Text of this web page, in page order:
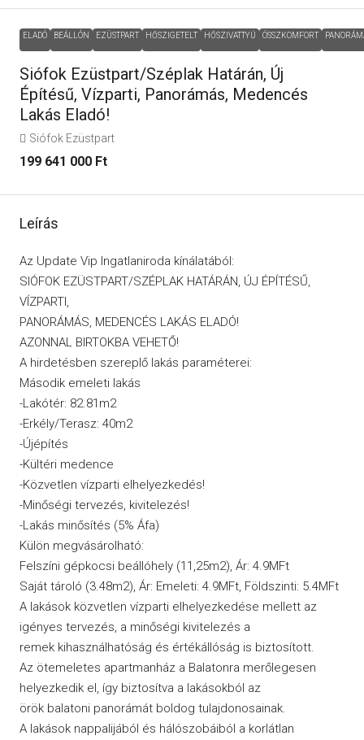
ELADÓ BEÁLLÓN EZÜSTPART HŐSZIGETELT HŐSZIVATTYÚ ÖSSZKOMFORT
Siófok Ezüstpart/Széplak Határán, Új
Építésű, Vízparti, Panorámás, Medencés
Lakás Eladó!
Siófok Ezüstpart
199 641 000 Ft
Leírás
Az Update Vip Ingatlaniroda kínálatából:
SIÓFOK EZÜSTPART/SZÉPLAK HATÁRÁN, ÚJ ÉPÍTÉSŰ,
VÍZPARTI,
PANORÁMÁS, MEDENCÉS LAKÁS ELADÓ!
AZONNAL BIRTOKBA VEHETŐ!
A hirdetésben szereplő lakás paraméterei:
Második emeleti lakás
-Lakótér: 82.81m2
-Erkély/Terasz: 40m2
-Újépítés
-Kültéri medence
-Közvetlen vízparti elhelyezkedés!
-Minőségi tervezés, kivitelezés!
-Lakás minősítés (5% Áfa)
Külön megvásárolható:
Felszíni gépkocsi beállóhely (11,25m2), Ár: 4.9MFt
Saját tároló (3.48m2), Ár: Emeleti: 4.9MFt, Földszinti: 5.4MFt
A lakások közvetlen vízparti elhelyezkedése mellett az
igényes tervezés, a minőségi kivitelezés a
remek kihasználhatóság és értékállóság is biztosított.
Az ötemeletes apartmanház a Balatonra merőlegesen
helyezkedik el, így biztosítva a lakásokból az
örök balatoni panorámát boldog tulajdonosainak.
A lakások nappalijából és hálószobáiból a korlátlan